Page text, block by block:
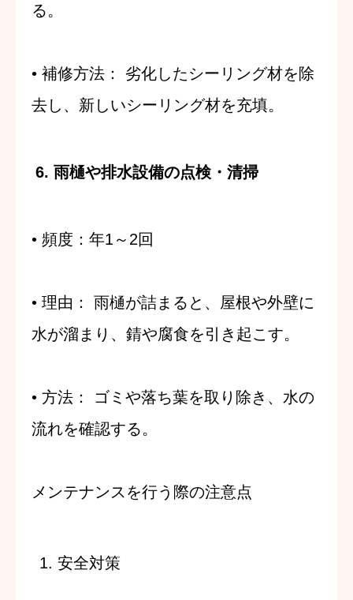
る。
• 補修方法 ： 劣化したシーリング材を除
去し、新しいシーリング材を充填。
6. 雨樋や排水設備の点検・清掃
• 頻度 ：年1～2回
• 理由 ： 雨樋が詰まると、屋根や外壁に
水が溜まり、錆や腐食を引き起こす。
• 方法 ： ゴミや落ち葉を取り除き、水の
流れを確認する。
メンテナンスを行う際の注意点
1. 安全対策